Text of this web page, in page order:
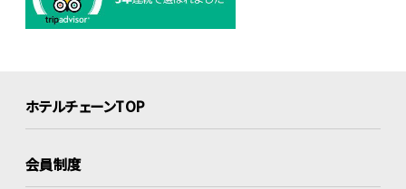
ホテルチェーンTOP
会員制度